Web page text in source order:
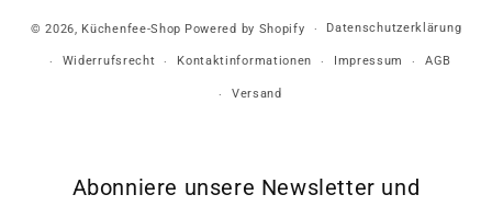
© 2026, Küchenfee-Shop Powered by Shopify Datenschutzerklärung
Widerrufsrecht Kontaktinformationen Impressum AGB
Versand
Abonniere unsere Newsletter und